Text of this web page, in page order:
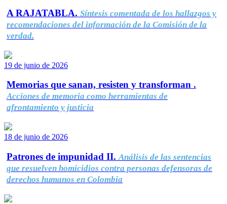
A RAJATABLA. Síntesis comentada de los hallazgos y
recomendaciones del información de la Comisión de la
verdad.
19 de junio de 2026
Memorias que sanan, resisten y transforman .
Acciones de memoria como herramientas de
afrontamiento y justicia
18 de junio de 2026
Patrones de impunidad II. Análisis de las sentencias
que resuelven homicidios contra personas defensoras de
derechos humanos en Colombia